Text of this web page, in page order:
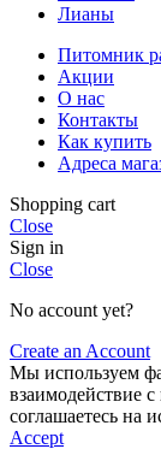
Лианы
Питомник
Акции
О нас
Контакты
Как купить
Адреса
Shopping cart
Close
Sign in
Close
No account yet?
Create an Account
Мы используем
взаимодействие
соглашаетесь на
Accept